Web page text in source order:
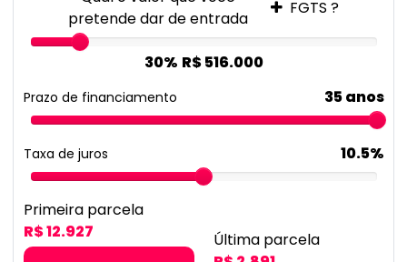
pretende dar de entrada
FGTS ?
30% R$ 516.000
Prazo de financiamento 35 anos
Taxa de juros 10.5%
Primeira parcela
R$ 12.927
Última parcela